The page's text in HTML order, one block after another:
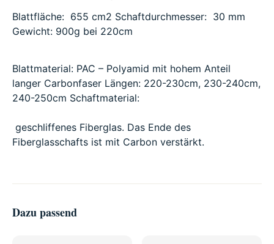
Blattfläche: 655 cm2 Schaftdurchmesser: 30 mm
Gewicht: 900g bei 220cm
Blattmaterial: PAC – Polyamid mit hohem Anteil
langer Carbonfaser Längen: 220-230cm, 230-240cm,
240-250cm Schaftmaterial:
geschliffenes Fiberglas. Das Ende des
Fiberglasschafts ist mit Carbon verstärkt.
Dazu passend